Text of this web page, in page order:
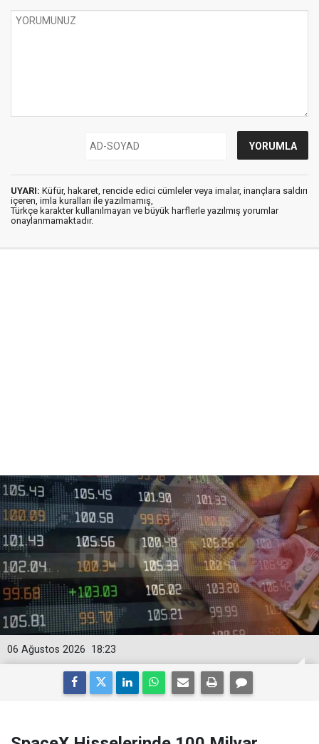
UYARI: Küfür, hakaret, rencide edici cümleler veya imalar, inançlara saldırı
içeren, imla kuralları ile yazılmamış,
Türkçe karakter kullanılmayan ve büyük harflerle yazılmış yorumlar
onaylanmamaktadır.
18:23
06 Ağustos 2026